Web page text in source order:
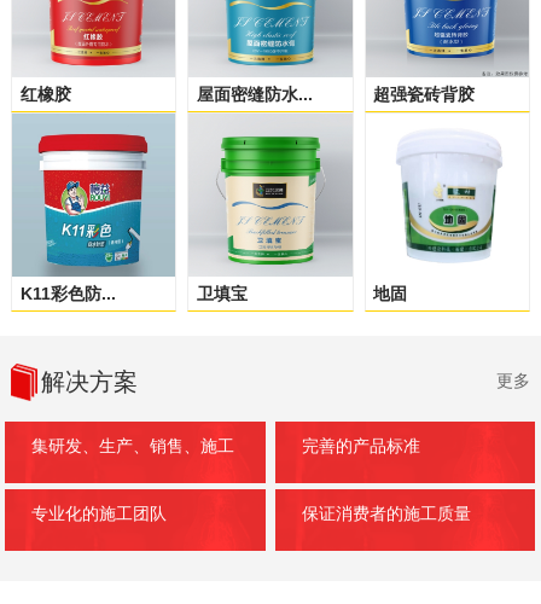
红橡胶 屋面密缝防水... 超强瓷砖背胶
K11彩色防... 卫填宝 地固
解决方案 更多
集研发、生产、销售、施工 完善的产品标准
专业化的施工团队 保证消费者的施工质量